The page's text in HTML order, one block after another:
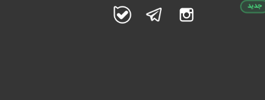
جدید اینستاگرام تلگرام